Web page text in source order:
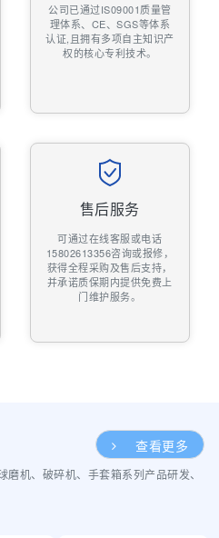
公司已通过IS09001质量管
理体系、CE、SGS等体系
认证,且拥有多项自主知识产
权的核心专利技术。
售后服务
可通过在线客服或电话
15802613356咨询或报修，
获得全程采购及售后支持，
并承诺质保期内提供免费上
门维护服务。
机、破碎机、手套箱系列产品研发、
查看更多